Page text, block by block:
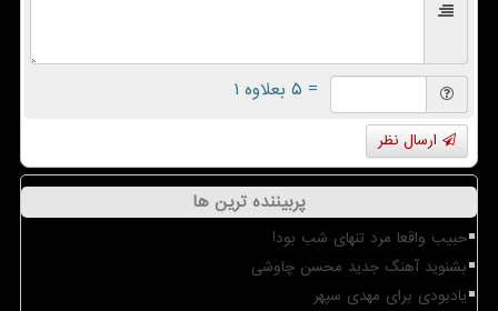
= ۵ بعلاوه ۱
ارسال نظر
پربیننده ترین ها
حبیب واقعا مرد تنهای شب بود!
بشنوید آهنگ جدید محسن چاوشی
یادبودی برای مهدی سپهر